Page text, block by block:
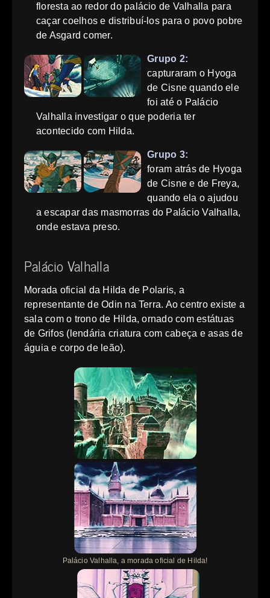
floresta ao redor do palácio de Valhalla para
caçar coelhos e distribuí-los para o povo pobre
de Asgard comer.
Grupo 2:
capturaram o Hyoga
de Cisne quando ele
foi até o Palácio
Valhalla investigar o que poderia ter
acontecido com Hilda.
Grupo 3:
foram atrás de Hyoga
de Cisne e de Freya,
quando ela o ajudou
a escapar das masmorras do Palácio Valhalla,
onde estava preso.
Palácio Valhalla
Morada oficial da Hilda de Polaris, a
representante de Odin na Terra. Ao centro existe a
sala com o trono de Hilda, ornado com estátuas
de Grifos (lendária criatura com cabeça e asas de
águia e corpo de leão).
Palácio Valhalla, a morada oficial de Hilda!